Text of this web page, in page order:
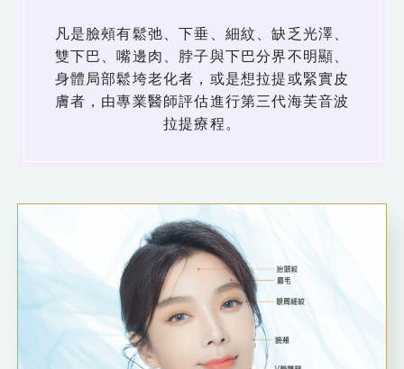
凡是臉頰有鬆弛、下垂、細紋、缺乏光澤、
雙下巴、嘴邊肉、脖子與下巴分界不明顯、
身體局部鬆垮老化者，或是想拉提或緊實皮
膚者，由專業醫師評估進行第三代海芙音波
拉提療程。